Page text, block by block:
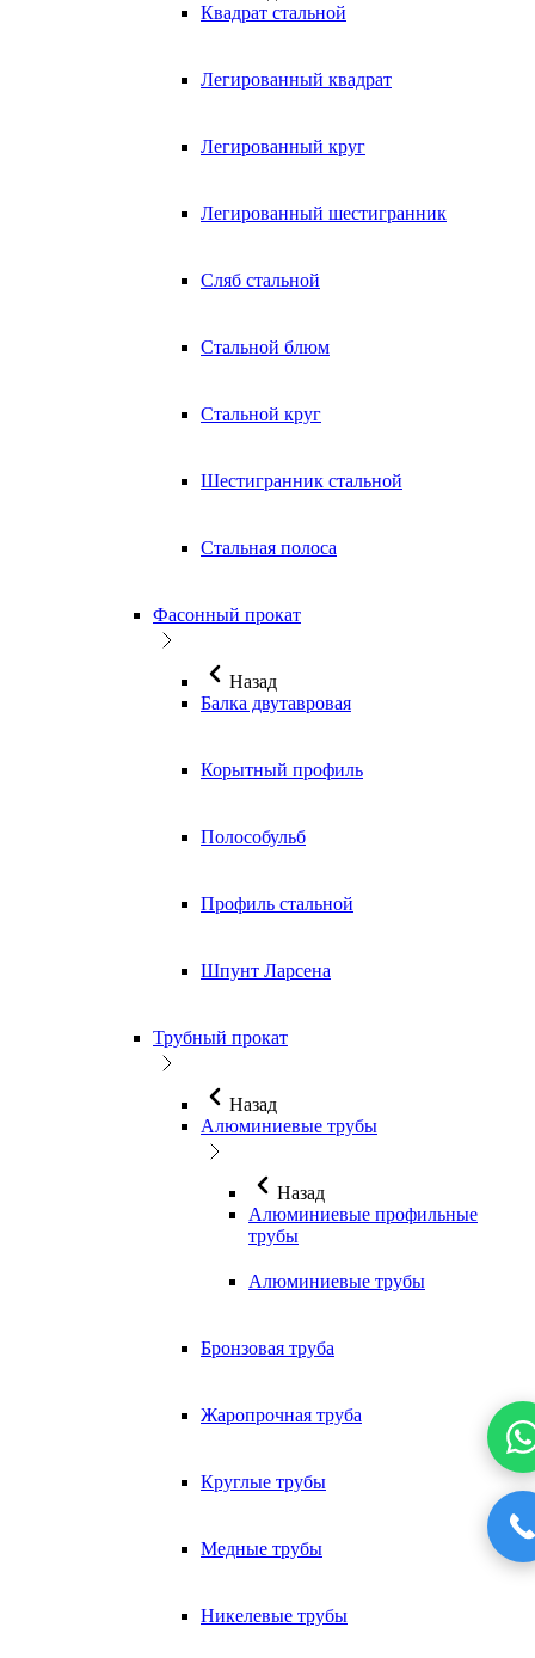
Квадрат стальной
Легированный квадрат
Легированный круг
Легированный шестигранник
Сляб стальной
Стальной блюм
Стальной круг
Шестигранник стальной
Стальная полоса
Фасонный прокат
Назад
Балка двутавровая
Корытный профиль
Полособульб
Профиль стальной
Шпунт Ларсена
Трубный прокат
Назад
Алюминиевые трубы
Назад
Алюминиевые профильные
трубы
Алюминиевые трубы
Бронзовая труба
Жаропрочная труба
Круглые трубы
Медные трубы
Никелевые трубы